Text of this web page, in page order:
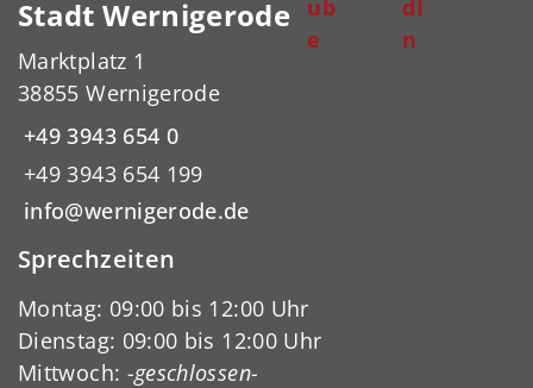
ub
e
dI
n
Stadt Wernigerode
Marktplatz 1
38855 Wernigerode
+49 3943 654 0
+49 3943 654 199
info@wernigerode.de
Sprechzeiten
Montag: 09:00 bis 12:00 Uhr
Dienstag: 09:00 bis 12:00 Uhr
Mittwoch: -geschlossen-